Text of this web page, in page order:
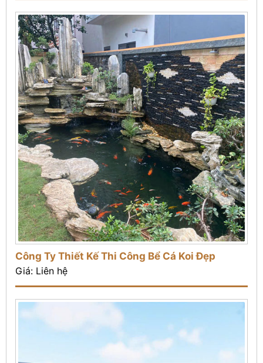
Công Ty Thiết Kế Thi Công Bể Cá Koi Đẹp
Giá: Liên hệ